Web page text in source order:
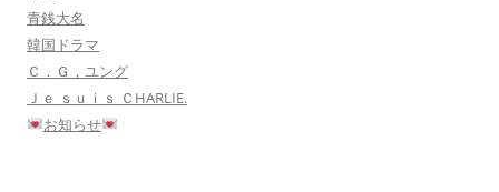
青銭大名
韓国ドラマ
Ｃ．Ｇ，ユング
Ｊｅ ｓｕｉｓ ＣHARLIE.
お知らせ